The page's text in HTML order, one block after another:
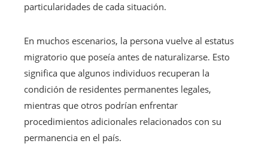
particularidades de cada situación.
En muchos escenarios, la persona vuelve al estatus
migratorio que poseía antes de naturalizarse. Esto
significa que algunos individuos recuperan la
condición de residentes permanentes legales,
mientras que otros podrían enfrentar
procedimientos adicionales relacionados con su
permanencia en el país.